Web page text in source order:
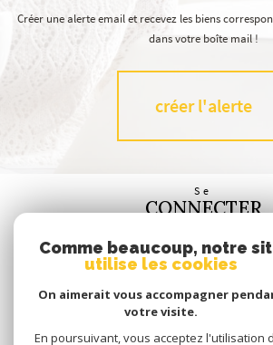
Créer une alerte email et recevez les biens
dans votre boîte mail !
créer l'alerte
Se
CONNECTER
espace
SUIVRE
Comme beaucoup, notre
utilise les cookies
On aimerait vous accompagner
votre visite.
En poursuivant, vous acceptez l'utilisation